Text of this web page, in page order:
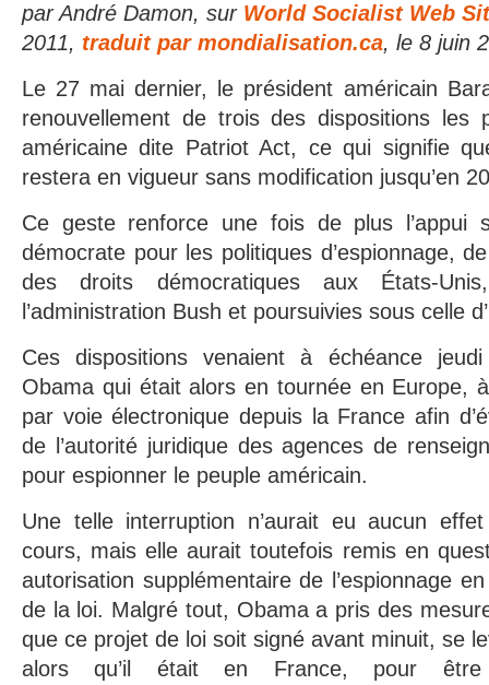
par André Damon, sur World Socialist Web
2011, traduit par mondialisation.ca, le 8 juin
Le 27 mai dernier, le président américain
renouvellement de trois des dispositions les
américaine dite Patriot Act, ce qui signifie
restera en vigueur sans modification jusqu’en
Ce geste renforce une fois de plus l’appui
démocrate pour les politiques d’espionnage,
des droits démocratiques aux États-
l’administration Bush et poursuivies sous celle
Ces dispositions venaient à échéance
Obama qui était alors en tournée en Europe,
par voie électronique depuis la France afin
de l’autorité juridique des agences de
pour espionner le peuple américain.
Une telle interruption n’aurait eu aucun
cours, mais elle aurait toutefois remis en
autorisation supplémentaire de l’espionnage
de la loi. Malgré tout, Obama a pris des
que ce projet de loi soit signé avant minuit, se
alors qu’il était en France, pour